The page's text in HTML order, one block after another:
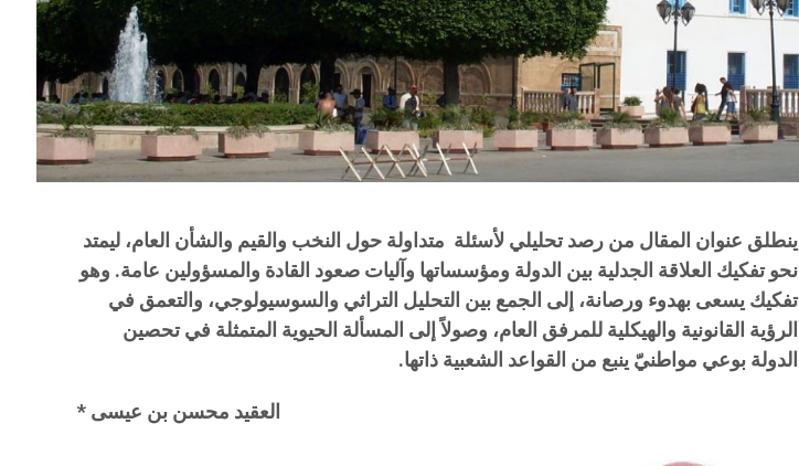
ينطلق عنوان المقال من رصد تحليلي لأسئلة متداولة حول النخب والقيم والشأن العام، ليمتد
نحو تفكيك العلاقة الجدلية بين الدولة ومؤسساتها وآليات صعود القادة والمسؤولين عامة. وهو
تفكيك يسعى بهدوء ورصانة، إلى الجمع بين التحليل التراثي والسوسيولوجي، والتعمق في
الرؤية القانونية والهيكلية للمرفق العام، وصولاً إلى المسألة الحيوية المتمثلة في تحصين
الدولة بوعي مواطنيّ ينبع من القواعد الشعبية ذاتها.
العقيد محسن بن عيسى *